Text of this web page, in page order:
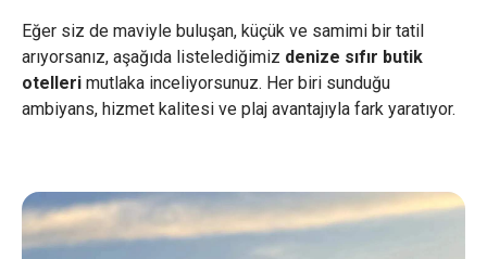
Eğer siz de maviyle buluşan, küçük ve samimi bir tatil
arıyorsanız, aşağıda listelediğimiz denize sıfır butik
otelleri mutlaka inceliyorsunuz. Her biri sunduğu
ambiyans, hizmet kalitesi ve plaj avantajıyla fark yaratıyor.